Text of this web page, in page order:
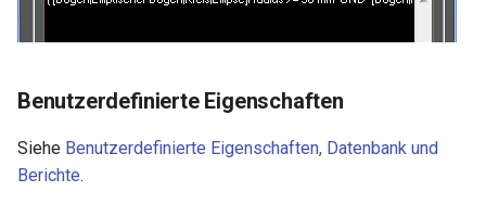
Benutzerdefinierte Eigenschaften
Siehe Benutzerdefinierte Eigenschaften, Datenbank und
Berichte.